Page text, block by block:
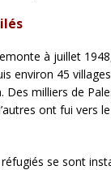
à juillet
environ 45
Des milliers de
ont fui vers
réfugiés se sont